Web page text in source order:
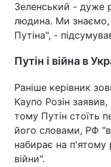
Зеленський - дуже
людина. Ми знаємо,
Путіна", -
Путін і війна в
Раніше керівник
Каупо Розін
тому Путін стоїть
його словами, РФ
набирає на п'ятому
війни".